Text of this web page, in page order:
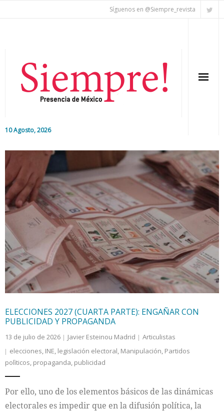
Síguenos en @Siempre_revista
10 Agosto, 2026
Editorial
Nacional
Colaboradores
Internacional
Cultura
ELECCIONES 2027 (CUARTA PARTE): ENGAÑAR CON
PUBLICIDAD Y PROPAGANDA
13 de julio de 2026 Javier Esteinou Madrid
Articulistas
elecciones, INE, legislación electoral, Manipulación, Partidos
polìticos, propaganda, publicidad
Por ello, uno de los elementos básicos de las dinámicas
electorales es impedir que en la difusión política, la